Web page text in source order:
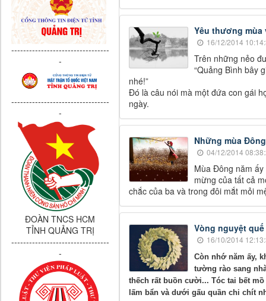
---------------------------------
-
---------------------------------
-
ĐOÀN TNCS HCM
TỈNH QUẢNG TRỊ
---------------------------------
-
Yêu thương mùa
16/12/2014
Trên những nẻo
“Quảng Bình bây
nhé!”
Đó là câu nói mà một đứa con gái
ngày.
Những mùa Đông
04/12/2014
Mùa Đông năm
mừng của tất cả
chắc của ba và trong đôi mắt mỏi
Vòng nguyệt
16/10/2014
Còn nhớ năm ấy,
tường rào sang
thếch rất buồn cười... Tóc tai bết
lấm bẩn và dưới gấu quần chi chít